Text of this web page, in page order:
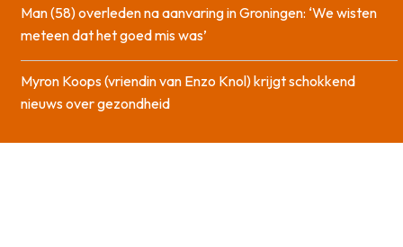
Man (58) overleden na aanvaring in Groningen: ‘We wisten
meteen dat het goed mis was’
Myron Koops (vriendin van Enzo Knol) krijgt schokkend
nieuws over gezondheid